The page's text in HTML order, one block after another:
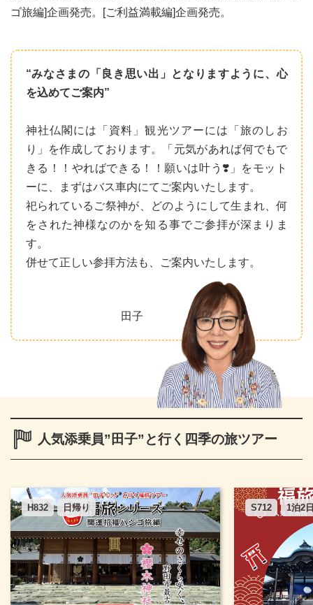
ゴ旅編]企画発売。[ご利益満載編]企画発売。
田子からのメッセージ
“みなさまの「良き思い出」となりますように、心
を込めてご案内”
神社仏閣には「資料」観光ツアーには「旅のしお
り」を作成しております。「元気があれば何でもで
きる！！やればできる！！願いは叶う❣️」をモット
ーに、まずはバス車内にてご案内いたします。
祀られているご祭神が、どのようにして生まれ、何
をされた神様なのかを知る事でご参拝が深まりま
す。
併せて正しい参拝方法も、ご案内いたします。
田子
人気添乗員”田子”と行く四季の旅ツアー
H832 日帰り S712 1泊2